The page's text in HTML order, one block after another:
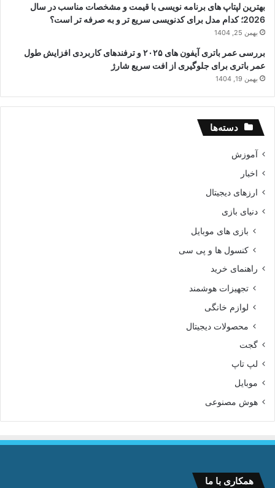
بهترین لپتاپ های برنامه نویسی با قیمت و مشخصات مناسب در سال
2026؛ کدام مدل برای کدنویسی سریع تر و به صرفه تر است؟
بهمن 25, 1404
بررسی عمر باتری آیفون های ۲۰۲۵ و ترفندهای کاربردی افزایش طول
عمر باتری برای جلوگیری از افت سریع شارژ
بهمن 19, 1404
دسته‌ها
آموزش
اخبار
ارزهای دیجیتال
دنیای بازی
بازی های موبایل
کنسول ها و پی سی
راهنمای خرید
تجهیزات هوشمند
لوازم خانگی
محصولات دیجیتال
گجت
لپ تاپ
موبایل
هوش مصنوعی
همکاری با ما